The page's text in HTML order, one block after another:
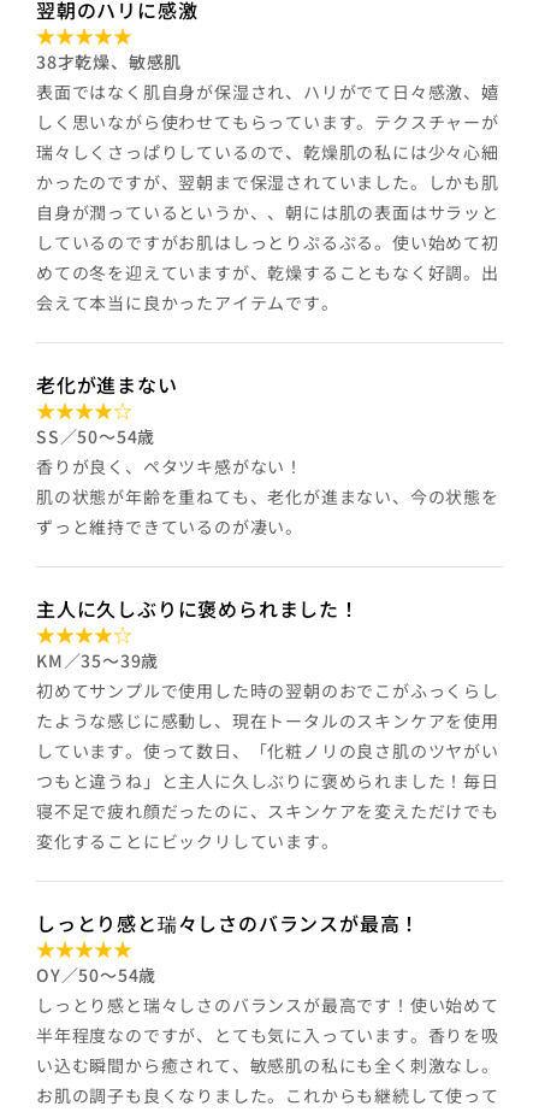
翌朝のハリに感激
38才乾燥、敏感肌
表面ではなく肌自身が保湿され、ハリがでて日々感激、嬉
しく思いながら使わせてもらっています。テクスチャーが
瑞々しくさっぱりしているので、乾燥肌の私には少々心細
かったのですが、翌朝まで保湿されていました。しかも肌
自身が潤っているというか、、朝には肌の表面はサラッと
しているのですがお肌はしっとりぷるぷる。使い始めて初
めての冬を迎えていますが、乾燥することもなく好調。出
会えて本当に良かったアイテムです。
老化が進まない
SS／50～54歳
香りが良く、ペタツキ感がない！
肌の状態が年齢を重ねても、老化が進まない、今の状態を
ずっと維持できているのが凄い。
主人に久しぶりに褒められました！
KM／35～39歳
初めてサンプルで使用した時の翌朝のおでこがふっくらし
たような感じに感動し、現在トータルのスキンケアを使用
しています。使って数日、「化粧ノリの良さ肌のツヤがい
つもと違うね」と主人に久しぶりに褒められました！毎日
寝不足で疲れ顔だったのに、スキンケアを変えただけでも
変化することにビックリしています。
しっとり感と瑞々しさのバランスが最高！
OY／50～54歳
しっとり感と瑞々しさのバランスが最高です！使い始めて
半年程度なのですが、とても気に入っています。香りを吸
い込む瞬間から癒されて、敏感肌の私にも全く刺激なし。
お肌の調子も良くなりました。これからも継続して使って